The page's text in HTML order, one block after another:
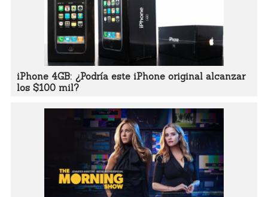
iPhone 4GB: ¿Podría este iPhone original alcanzar
los $100 mil?